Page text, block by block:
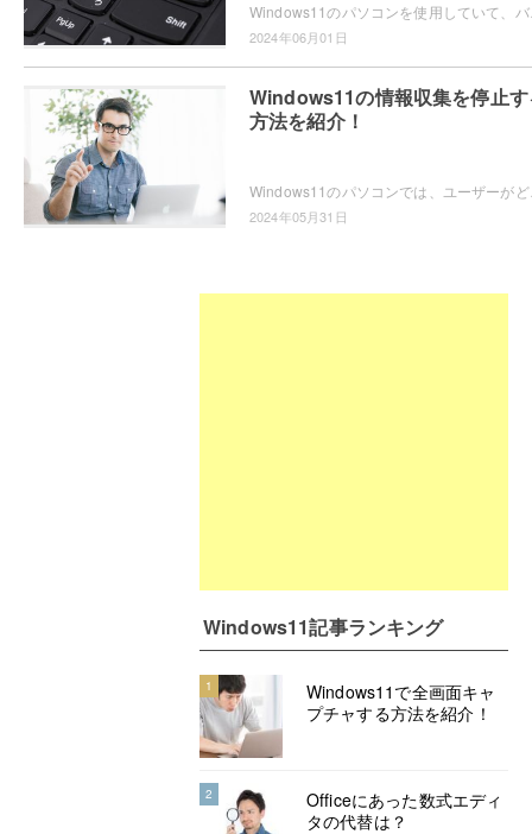
Windows11のパソコンを使用してい
2024年06月01日
Windows11の情報収集を停止
方法を紹介！
Windows11のパソコンでは、ユー
2024年05月31日
Windows11記事ランキング
1
Windows11で全画面キャ
プチャする方法を紹介！
2
Officeにあった数式エディ
タの代替は？